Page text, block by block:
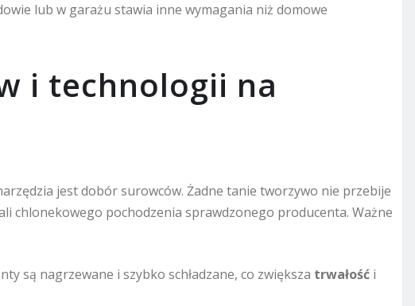
lub w garażu stawia inne wymagania niż domowe
i technologii na
jest dobór surowców. Żadne tanie tworzywo nie przebije
chlonekowego pochodzenia sprawdzonego producenta. Ważne
są nagrzewane i szybko schładzane, co zwiększa trwałość i